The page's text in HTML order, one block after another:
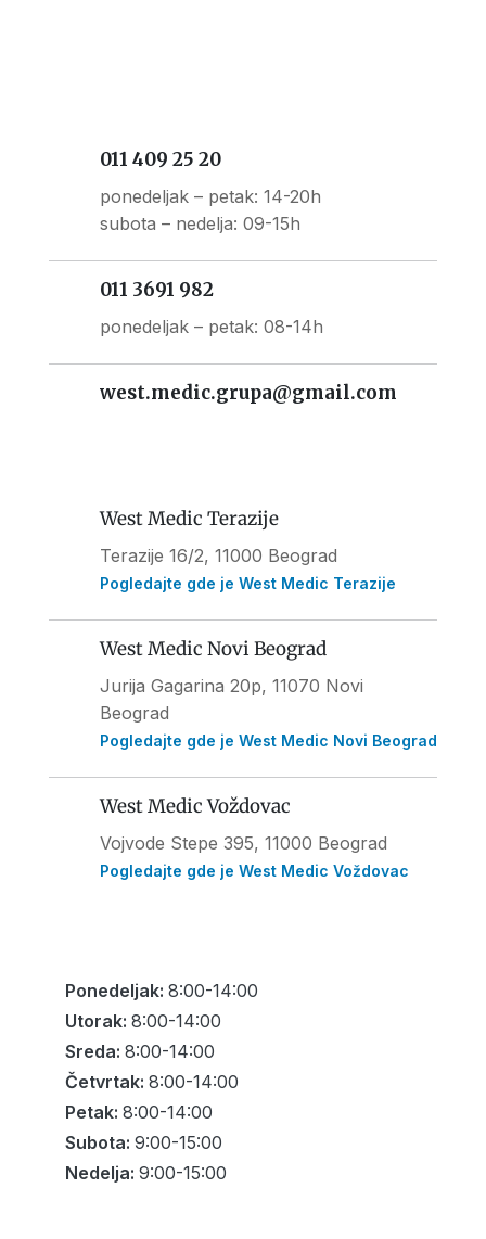
011 409 25 20
ponedeljak – petak: 14-20h
subota – nedelja: 09-15h
011 3691 982
ponedeljak – petak: 08-14h
west.medic.grupa@gmail.com
West Medic Terazije
Terazije 16/2, 11000 Beograd
Pogledajte gde je West Medic Terazije
West Medic Novi Beograd
Jurija Gagarina 20p, 11070 Novi
Beograd
Pogledajte gde je West Medic Novi Beograd
West Medic Voždovac
Vojvode Stepe 395, 11000 Beograd
Pogledajte gde je West Medic Voždovac
Ponedeljak: 8:00-14:00
Utorak: 8:00-14:00
Sreda: 8:00-14:00
Četvrtak: 8:00-14:00
Petak: 8:00-14:00
Subota: 9:00-15:00
Nedelja: 9:00-15:00